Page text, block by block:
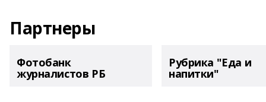
Партнеры
Фотобанк
журналистов РБ
Рубрика "Еда и
напитки"